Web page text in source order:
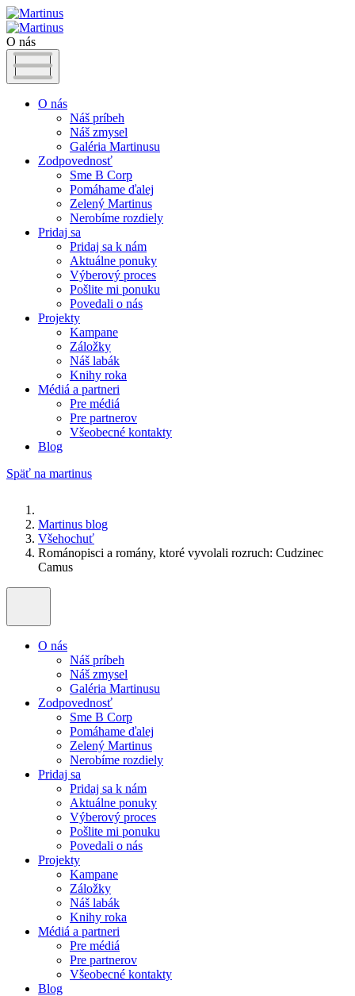
O nás
O nás
Náš príbeh
Náš zmysel
Galéria Martinusu
Zodpovednosť
Sme B Corp
Pomáhame ďalej
Zelený Martinus
Nerobíme rozdiely
Pridaj sa
Pridaj sa k nám
Aktuálne ponuky
Výberový proces
Pošlite mi ponuku
Povedali o nás
Projekty
Kampane
Záložky
Náš labák
Knihy roka
Médiá a partneri
Pre médiá
Pre partnerov
Všeobecné kontakty
Blog
Späť na martinus
Martinus blog
Všehochuť
Románopisci a romány, ktoré vyvolali rozruch: Cudzinec
Camus
O nás
Náš príbeh
Náš zmysel
Galéria Martinusu
Zodpovednosť
Sme B Corp
Pomáhame ďalej
Zelený Martinus
Nerobíme rozdiely
Pridaj sa
Pridaj sa k nám
Aktuálne ponuky
Výberový proces
Pošlite mi ponuku
Povedali o nás
Projekty
Kampane
Záložky
Náš labák
Knihy roka
Médiá a partneri
Pre médiá
Pre partnerov
Všeobecné kontakty
Blog